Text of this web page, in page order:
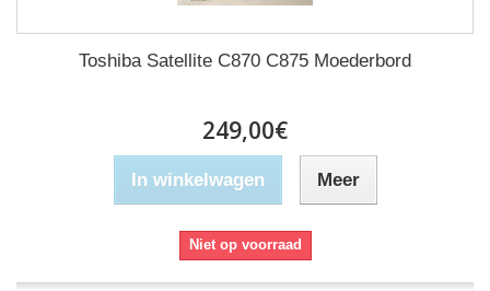
Toshiba Satellite C870 C875 Moederbord
249,00€
In winkelwagen Meer
Niet op voorraad